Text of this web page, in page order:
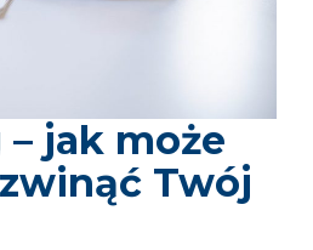
jak może
Twój